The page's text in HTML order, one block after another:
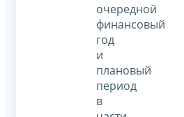
очередной
финансовый
год
и
плановый
период
в